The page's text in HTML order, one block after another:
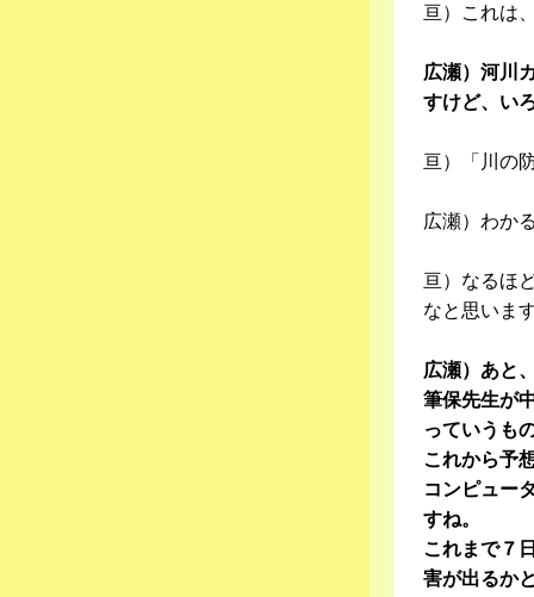
亘）これは
広瀬）河川
すけど、い
亘）「川の
広瀬）わか
亘）なるほ
なと思いま
広瀬）あと
筆保先生が
っていうも
これから予
コンピュー
すね。
これまで７
害が出るか